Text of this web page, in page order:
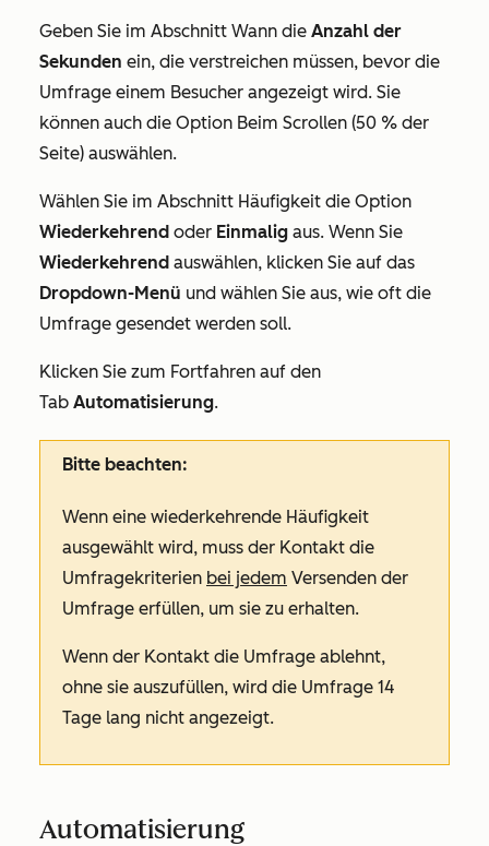
Geben Sie im Abschnitt Wann die Anzahl der
Sekunden ein, die verstreichen müssen, bevor die
Umfrage einem Besucher angezeigt wird. Sie
können auch die Option Beim Scrollen (50 % der
Seite) auswählen.
Wählen Sie im Abschnitt Häufigkeit die Option
Wiederkehrend oder Einmalig aus. Wenn Sie
Wiederkehrend auswählen, klicken Sie auf das
Dropdown-Menü und wählen Sie aus, wie oft die
Umfrage gesendet werden soll.
Klicken Sie zum Fortfahren auf den
Tab Automatisierung.
Bitte beachten:
Wenn eine wiederkehrende Häufigkeit
ausgewählt wird, muss der Kontakt die
Umfragekriterien bei jedem Versenden der
Umfrage erfüllen, um sie zu erhalten.
Wenn der Kontakt die Umfrage ablehnt,
ohne sie auszufüllen, wird die Umfrage 14
Tage lang nicht angezeigt.
Automatisierung